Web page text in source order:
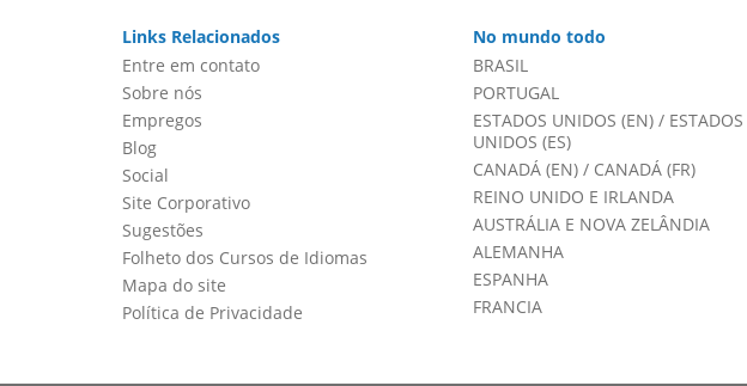
Links Relacionados
Entre em contato
Sobre nós
Empregos
Blog
Social
Site Corporativo
Sugestões
Folheto dos Cursos de Idiomas
Mapa do site
Política de Privacidade
No mundo todo
BRASIL
PORTUGAL
ESTADOS UNIDOS (EN)/ ESTADOS
UNIDOS (ES)
CANADÁ (EN)/ CANADÁ (FR)
REINO UNIDO E IRLANDA
AUSTRÁLIA E NOVA ZELÂNDIA
ALEMANHA
ESPANHA
FRANCIA